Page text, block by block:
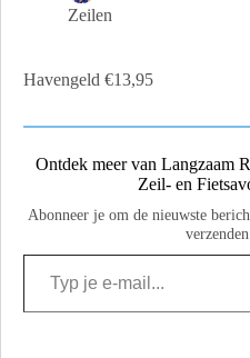
Zeilen
Havengeld €13,95
Ontdek meer van Langzaam
Zeil- en
Abonneer je om de nieuwste
verzenden.